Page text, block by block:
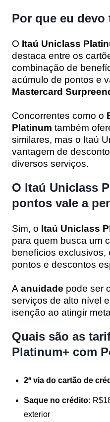
Por que eu devo
O Itaú Uniclass
destaca entre os
combinação de
acúmulo de pontos e
Mastercard
Concorrentes como o
Platinum também
similares, mas o Itaú
vantagem de
diversos serviços.
O Itaú Uniclass
pontos vale a
Sim, o Itaú Uniclass
para quem busca um
benefícios exclusivos,
pontos e descontos
A anuidade pode ser
serviços de alto nível
isenção ao atingir
Quais são as
Platinum+ com
2ª via do cartão de
Saque no crédito:
exterior